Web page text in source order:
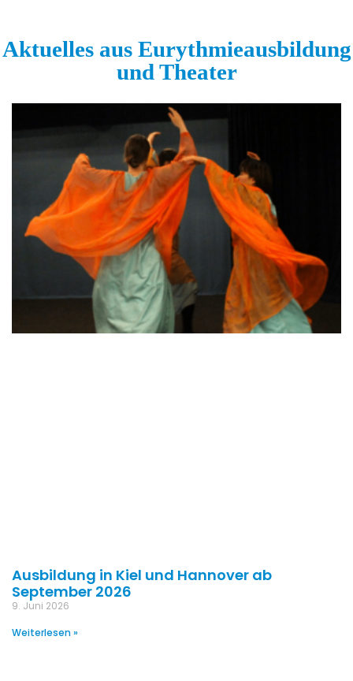
Kunst​
Angezeigte Ergänzungsschule unter
Aktuelles aus Eurythmieausbildung
und Theater
Ausbildung in Kiel und Hannover ab
September 2026
9. Juni 2026
Weiterlesen »